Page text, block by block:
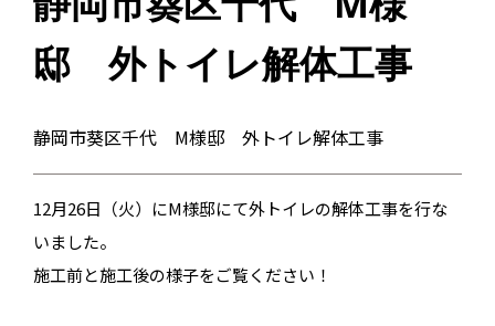
邸 外トイレ解体工事
静岡市葵区千代 M様邸 外トイレ解体工事
12月26日（火）にM様邸にて外トイレの解体工事を行な
いました。
施工前と施工後の様子をご覧ください！